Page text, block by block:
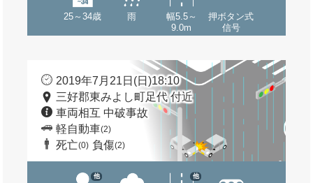
25～34歳 雨
幅5.5～
9.0m
押ボタン式
信号
2019年7月21日(日)18:10
三好郡東みよし町足代 付近
車両相互 中破事故
軽自動車(2)
死亡(0) 負傷(2)
他 他